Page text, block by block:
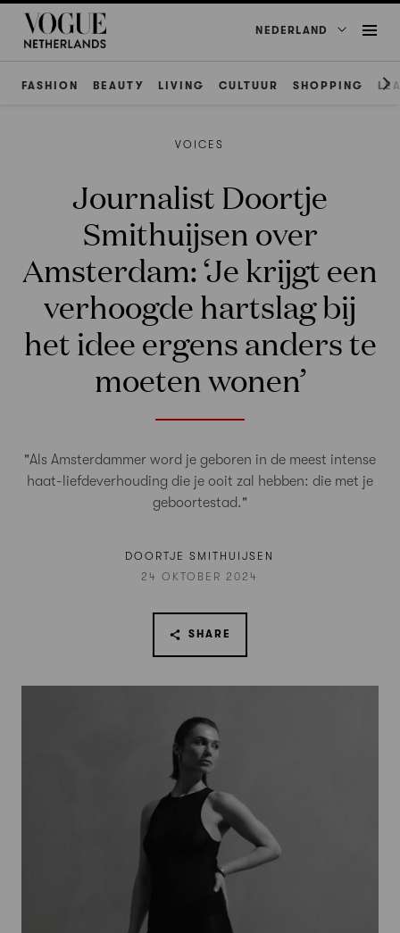
NEDERLAND
FASHION BEAUTY LIVING CULTUUR SHOPPING
VOICES
Journalist Doortje
Smithuijsen over
Amsterdam: ‘Je krijgt een
verhoogde hartslag bij
het idee ergens anders te
moeten wonen’
"Als Amsterdammer word je geboren in de meest intense
haat-liefdeverhouding die je ooit zal hebben: die met je
geboortestad."
DOORTJE SMITHUIJSEN
24 OKTOBER 2024
SHARE